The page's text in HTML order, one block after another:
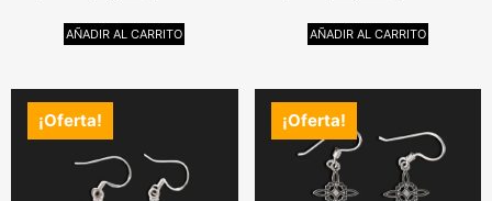
AÑADIR AL CARRITO AÑADIR AL CARRITO
¡Oferta! ¡Oferta!